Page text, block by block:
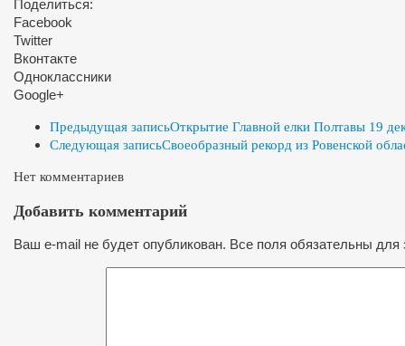
Поделиться:
Facebook
Twitter
Вконтакте
Одноклассники
Google+
Предыдущая записьОткрытие Главной елки Полтавы 19
Следующая записьСвоеобразный рекорд из Ровенской
Нет комментариев
Добавить комментарий
Ваш e-mail не будет опубликован. Все поля обязательны для